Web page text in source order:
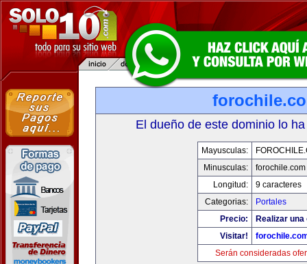
El dueño de este dominio lo
Mayusculas:
Minusculas:
forochile.com
Longitud:
9 caracteres
Categorias:
Portales
Precio:
Realizar
Visitar!
Serán consideradas